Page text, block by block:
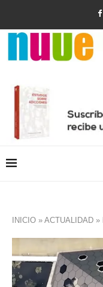
INICIO » ACTUALIDAD »